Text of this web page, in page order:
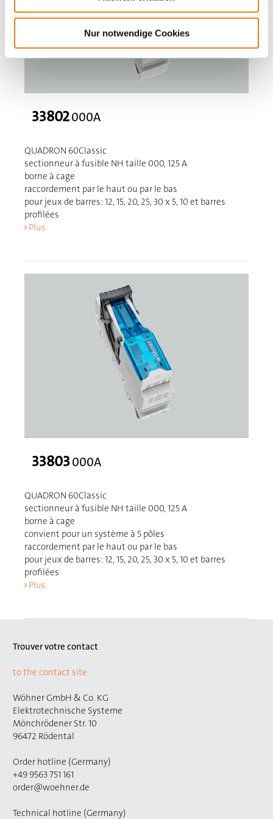
Nur notwendige Cookies
33802000A
QUADRON 60Classic
sectionneur à fusible NH taille 000, 125 A
borne à cage
raccordement par le haut ou par le bas
pour jeux de barres: 12, 15, 20, 25, 30 x 5, 10 et barres
profilées
Plus
33803000A
QUADRON 60Classic
sectionneur à fusible NH taille 000, 125 A
borne à cage
convient pour un système à 5 pôles
raccordement par le haut ou par le bas
pour jeux de barres: 12, 15, 20, 25, 30 x 5, 10 et barres
profilées
Plus
Trouver votre contact
to the contact site
Wöhner GmbH & Co. KG
Elektrotechnische Systeme
Mönchrödener Str. 10
96472 Rödental
Order hotline (Germany)
+49 9563 751 161
order@woehner.de
Technical hotline (Germany)